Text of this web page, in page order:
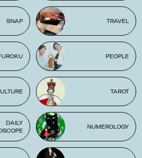
SNAP TRAVEL
PEOPLE
TAROT
DAILY
NUMEROLOGY